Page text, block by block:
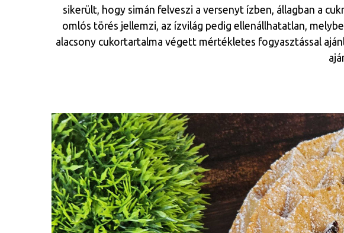
sikerült, hogy simán felveszi a versenyt ízben, állagban a
omlós törés jellemzi, az ízvilág pedig ellenállhatatlan,
alacsony cukortartalma végett mértékletes fogyasztással